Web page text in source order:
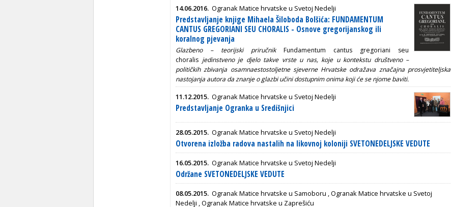
14.06.2016. Ogranak Matice hrvatske u Svetoj Nedelji
Predstavljanje knjige Mihaela Šiloboda Bolšića: FUNDAMENTUM
CANTUS GREGORIANI SEU CHORALIS - Osnove gregorijanskog ili
koralnog pjevanja
Glazbeno – teorijski priručnik Fundamentum cantus gregoriani seu
choralis jedinstveno je djelo takve vrste u nas, koje u kontekstu društveno –
političkih zbivanja osamnaestostoljetne sjeverne Hrvatske odražava značajna prosvjetiteljska
nastojanja autora da znanje o glazbi učini dostupnim onima koji će se njome baviti.
11.12.2015. Ogranak Matice hrvatske u Svetoj Nedelji
Predstavljanje Ogranka u Središnjici
28.05.2015. Ogranak Matice hrvatske u Svetoj Nedelji
Otvorena izložba radova nastalih na likovnoj koloniji SVETONEDELJSKE VEDUTE
16.05.2015. Ogranak Matice hrvatske u Svetoj Nedelji
Održane SVETONEDELJSKE VEDUTE
08.05.2015. Ogranak Matice hrvatske u Samoboru ,Ogranak Matice hrvatske u Svetoj
Nedelji ,Ogranak Matice hrvatske u Zaprešiću